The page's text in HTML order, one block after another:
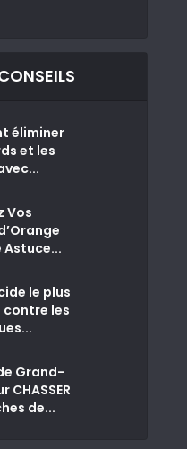
éliminer
et les
Vos
Astuce...
le plus
les
Grand-
CHASSER
de...